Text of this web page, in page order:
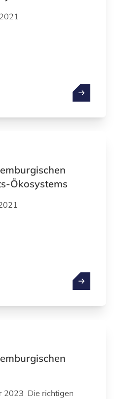
Ökosystems
2023 Die richtigen